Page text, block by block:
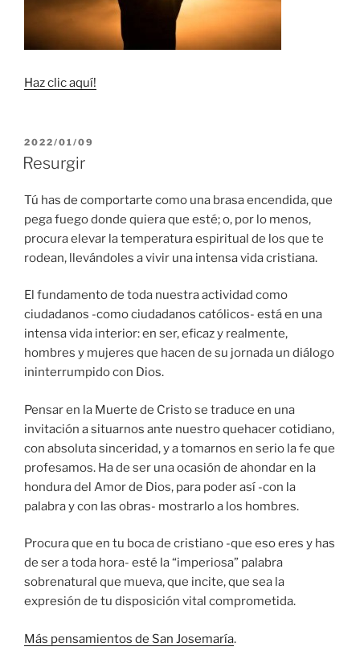
Haz clic aquí!
PUBLICADO
EL
2022/01/09
Resurgir
Tú has de comportarte como una brasa encendida, que
pega fuego donde quiera que esté; o, por lo menos,
procura elevar la temperatura espiritual de los que te
rodean, llevándoles a vivir una intensa vida cristiana.
El fundamento de toda nuestra actividad como
ciudadanos -como ciudadanos católicos- está en una
intensa vida interior: en ser, eficaz y realmente,
hombres y mujeres que hacen de su jornada un diálogo
ininterrumpido con Dios.
Pensar en la Muerte de Cristo se traduce en una
invitación a situarnos ante nuestro quehacer cotidiano,
con absoluta sinceridad, y a tomarnos en serio la fe que
profesamos. Ha de ser una ocasión de ahondar en la
hondura del Amor de Dios, para poder así -con la
palabra y con las obras- mostrarlo a los hombres.
Procura que en tu boca de cristiano -que eso eres y has
de ser a toda hora- esté la “imperiosa” palabra
sobrenatural que mueva, que incite, que sea la
expresión de tu disposición vital comprometida.
Más pensamientos de San Josemaría.